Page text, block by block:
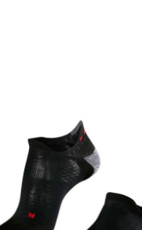
0.0 (0